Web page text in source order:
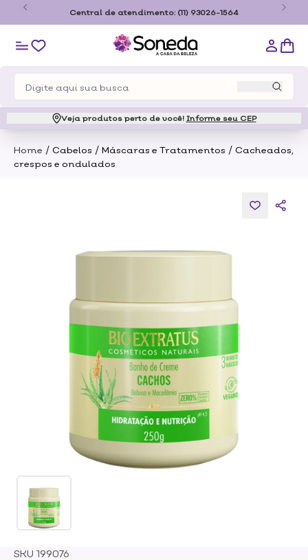
Central de atendimento: (11) 93026-1564
Veja produtos perto de você! Informe seu CEP
Home / Cabelos / Máscaras e Tratamentos / Cacheados,
crespos e ondulados
SKU 199076